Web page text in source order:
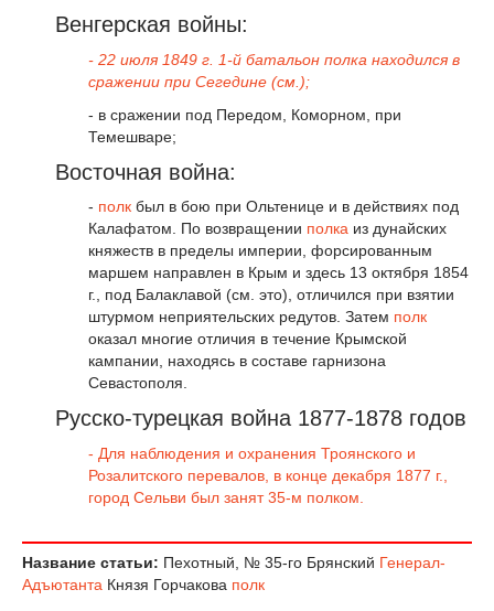
Венгерская войны:
- 22 июля 1849 г. 1-й батальон полка находился в
сражении при Сегедине (см.);
- в сражении под Передом, Коморном, при
Темешваре;
Восточная война:
- полк был в бою при Ольтенице и в действиях под
Калафатом. По возвращении полка из дунайских
княжеств в пределы империи, форсированным
маршем направлен в Крым и здесь 13 октября 1854
г., под Балаклавой (см. это), отличился при взятии
штурмом неприятельских редутов. Затем полк
оказал многие отличия в течение Крымской
кампании, находясь в составе гарнизона
Севастополя.
Русско-турецкая война 1877-1878 годов
- Для наблюдения и охранения Троянского и
Розалитского перевалов, в конце декабря 1877 г.,
город Сельви был занят 35-м полком.
Название статьи: Пехотный, № 35-го Брянский Генерал-
Адъютанта Князя Горчакова полк